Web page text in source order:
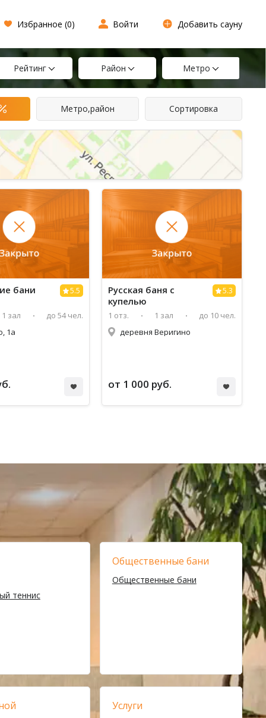
Избранное (0) Войти Добавить сауну
Рейтинг Район Метро
Метро,район Сортировка
5.5
бани
1 зал
до 54 чел.
1а
5.3
Русская баня с
купелью
1 отз. 1 зал
до 10 чел.
деревня Веригино
от 1 000 руб.
теннис
Общественные бани
Общественные бани
Услуги